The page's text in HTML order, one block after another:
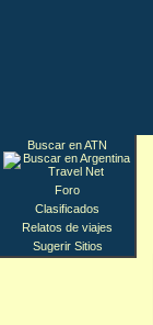
Buscar en ATN
Foro
Clasificados
Relatos de viajes
Sugerir Sitios